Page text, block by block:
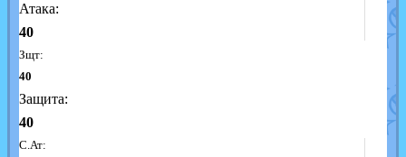
Атака:
40
Зщт:
40
Защита:
40
С.Ат: